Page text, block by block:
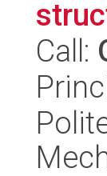
Call: